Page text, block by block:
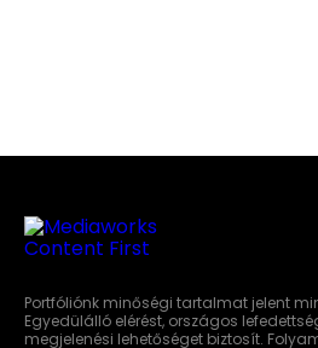
Portfóliónk minőségi tartalmat jelent
Egyedülálló elérést, országos
megjelenési lehetőséget biztosít.